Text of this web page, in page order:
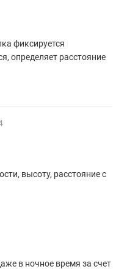
фиксируется
определяет расстояние
высоту, расстояние с
в ночное время за счет